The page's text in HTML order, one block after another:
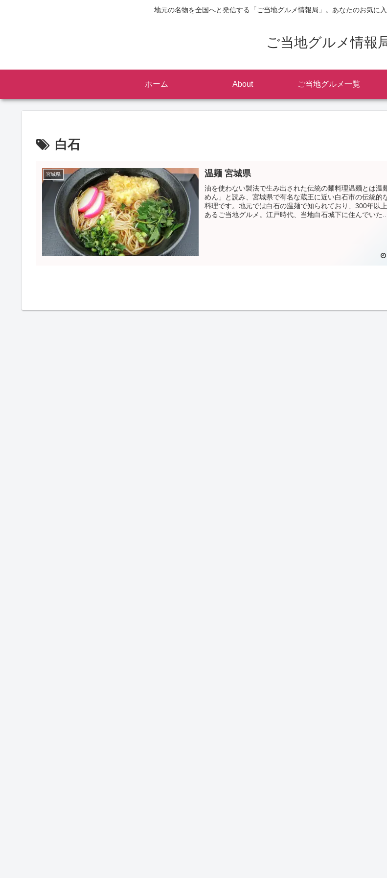
地元の名物を全国へと発信する「ご当地グルメ情報局」。あなたのお気に
ご当地グルメ情報
ホーム About ご当地グルメ一覧
白石
宮城県 温麺 宮城県
油を使わない製法で生み出された伝統の麺料理温麺とは温
めん」と読み、宮城県で有名な蔵王に近い白石市の伝統的
料理です。地元では白石の温麺で知られており、300年以
あるご当地グルメ。江戸時代、当地白石城下に住んでいた...